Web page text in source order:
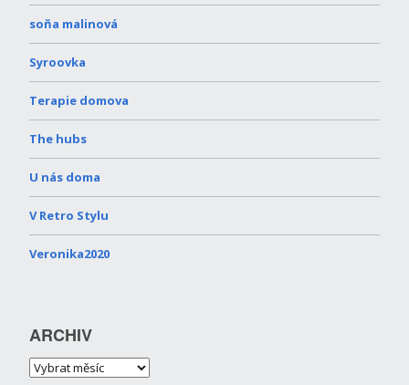
soňa malinová
Syroovka
Terapie domova
The hubs
U nás doma
V Retro Stylu
Veronika2020
ARCHIV